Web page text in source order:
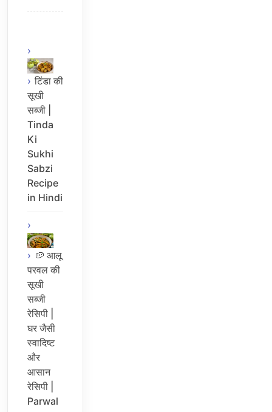
टिंडा की
सूखी
सब्जी |
Tinda
Ki
Sukhi
Sabzi
Recipe
in Hindi
🥔 आलू
परवल की
सूखी
सब्जी
रेसिपी |
घर जैसी
स्वादिष्ट
और
आसान
रेसिपी |
Parwal